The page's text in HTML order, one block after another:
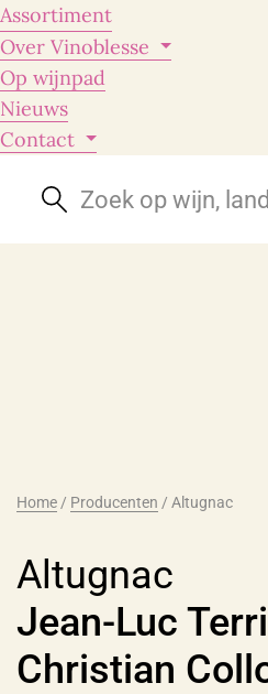
Assortiment
Over Vinoblesse
Op wijnpad
Nieuws
Contact
Home / Producenten / Altugnac
Altugnac
Jean-Luc
Christian